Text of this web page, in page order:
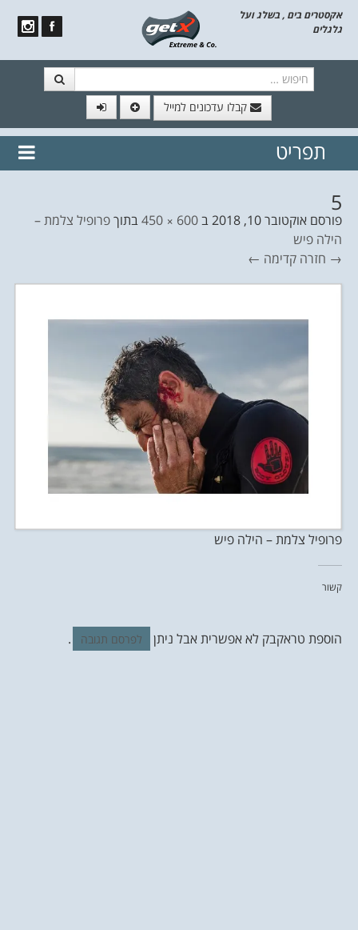
אקסטרים בים , בשלג ועל
גלגלים
קבלו עדכונים למייל
// הצטרף לרשימת תפוצה!
נשמח
תפריט
5
פורסם אוקטובר 10, 2018 ב600 × 450 בתוךפרופיל צלמת –
הילה פיש
→ חזרה קדימה ←
פרופיל צלמת – הילה פיש
קשור
הוספת טראקבק לא אפשרית אבל ניתן לפרסם תגובה .